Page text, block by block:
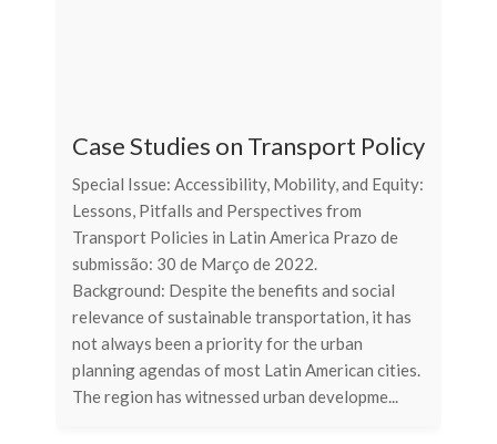
Case Studies on Transport Policy
Special Issue: Accessibility, Mobility, and Equity:
Lessons, Pitfalls and Perspectives from
Transport Policies in Latin America Prazo de
submissão: 30 de Março de 2022.
Background: Despite the benefits and social
relevance of sustainable transportation, it has
not always been a priority for the urban
planning agendas of most Latin American cities.
The region has witnessed urban developme...